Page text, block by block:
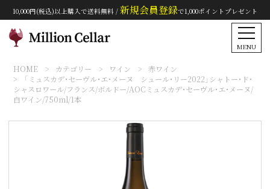
10,000円(税込)以上購入で送料無料 / 新規会員登録で1,000ポイントプレゼント
MENU
HOME カテゴリー ワイン
赤ワイン
「ミュスカデ・セーヴル・エ・メーヌ シュール・リー2022」シャトー・ド・
シャスロワール/フランス/ボルドー/AOCミュスカデ・セーヴル・エ・メーヌ/
白ワイン/750ml/1本